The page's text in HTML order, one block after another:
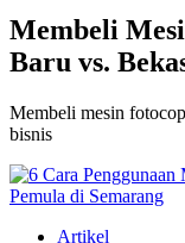
Membeli
Baru vs.
Membeli mesin
bisnis
Artikel